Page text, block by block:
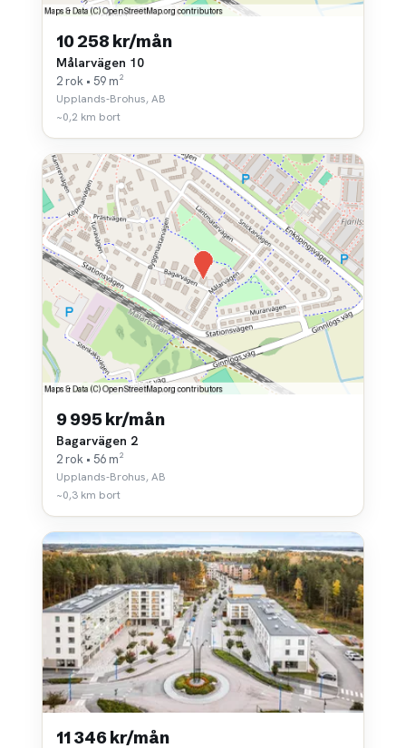
10 258 kr/mån
Målarvägen 10
2 rok • 59 m²
Upplands-Brohus, AB
~0,2 km bort
9 995 kr/mån
Bagarvägen 2
2 rok • 56 m²
Upplands-Brohus, AB
~0,3 km bort
11 346 kr/mån